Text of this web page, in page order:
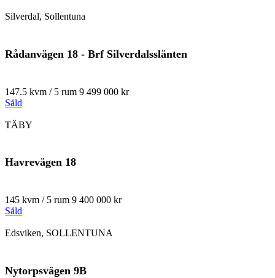
Silverdal, Sollentuna
Rådanvägen 18 - Brf Silverdalsslänten
147.5 kvm / 5 rum 9 499 000 kr
Såld
TÄBY
Havrevägen 18
145 kvm / 5 rum 9 400 000 kr
Såld
Edsviken, SOLLENTUNA
Nytorpsvägen 9B